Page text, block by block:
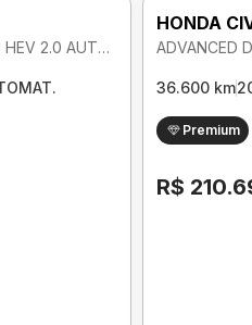
ADVANCED DOHC HIBRIDO HEV 2.0 AUTOMATICO
HONDA
36.600 km
Premium
R$